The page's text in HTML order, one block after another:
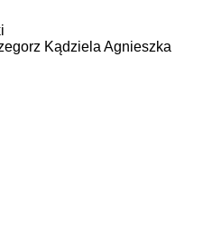
Kądziela Agnieszka